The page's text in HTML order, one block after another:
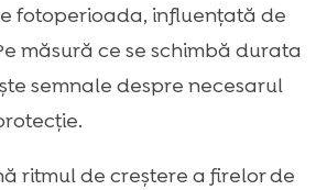
fotoperioada, influențată de
măsură ce se schimbă durata
semnale despre necesarul
ritmul de creștere a firelor de